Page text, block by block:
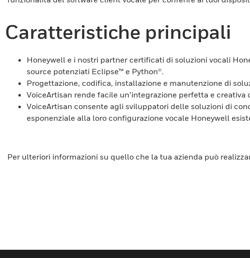
Caratteristiche principali
Honeywell e i nostri partner certificati di soluzioni vocali
source potenziati Eclipse™ e Python®.
Progettazione, codifica, installazione e manutenzione di
VoiceArtisan rende facile un’integrazione perfetta e
VoiceArtisan consente agli sviluppatori delle soluzioni di
esponenziale alla loro configurazione vocale Honeywell
Per ulteriori informazioni su quello che la tua azienda può